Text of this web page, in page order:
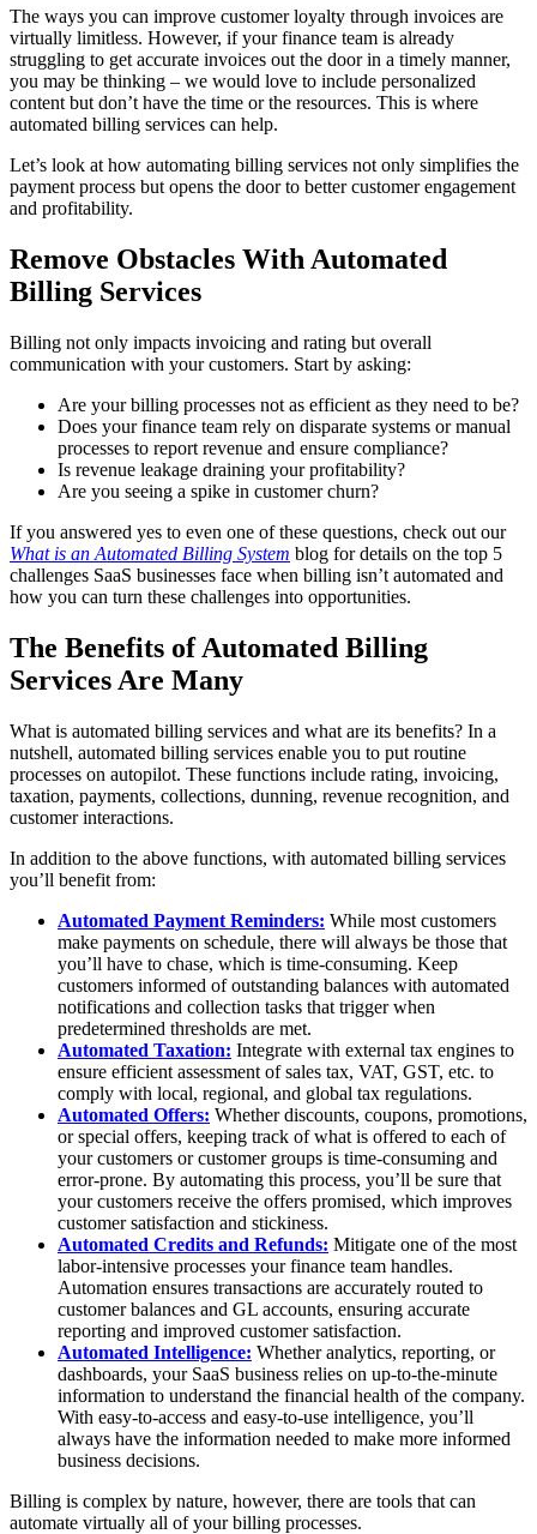
The ways you can improve customer loyalty through invoices are
virtually limitless. However, if your finance team is already
struggling to get accurate invoices out the door in a timely manner,
you may be thinking – we would love to include personalized
content but don’t have the time or the resources. This is where
automated billing services can help.
Let’s look at how automating billing services not only simplifies the
payment process but opens the door to better customer engagement
and profitability.
Remove Obstacles With Automated
Billing Services
Billing not only impacts invoicing and rating but overall
communication with your customers. Start by asking:
Are your billing processes not as efficient as they need to be?
Does your finance team rely on disparate systems or manual
processes to report revenue and ensure compliance?
Is revenue leakage draining your profitability?
Are you seeing a spike in customer churn?
If you answered yes to even one of these questions, check out our
What is an Automated Billing System blog for details on the top 5
challenges SaaS businesses face when billing isn’t automated and
how you can turn these challenges into opportunities.
The Benefits of Automated Billing
Services Are Many
What is automated billing services and what are its benefits? In a
nutshell, automated billing services enable you to put routine
processes on autopilot. These functions include rating, invoicing,
taxation, payments, collections, dunning, revenue recognition, and
customer interactions.
In addition to the above functions, with automated billing services
you’ll benefit from:
Automated Payment Reminders: While most customers
make payments on schedule, there will always be those that
you’ll have to chase, which is time-consuming. Keep
customers informed of outstanding balances with automated
notifications and collection tasks that trigger when
predetermined thresholds are met.
Automated Taxation: Integrate with external tax engines to
ensure efficient assessment of sales tax, VAT, GST, etc. to
comply with local, regional, and global tax regulations.
Automated Offers: Whether discounts, coupons, promotions,
or special offers, keeping track of what is offered to each of
your customers or customer groups is time-consuming and
error-prone. By automating this process, you’ll be sure that
your customers receive the offers promised, which improves
customer satisfaction and stickiness.
Automated Credits and Refunds: Mitigate one of the most
labor-intensive processes your finance team handles.
Automation ensures transactions are accurately routed to
customer balances and GL accounts, ensuring accurate
reporting and improved customer satisfaction.
Automated Intelligence: Whether analytics, reporting, or
dashboards, your SaaS business relies on up-to-the-minute
information to understand the financial health of the company.
With easy-to-access and easy-to-use intelligence, you’ll
always have the information needed to make more informed
business decisions.
Billing is complex by nature, however, there are tools that can
automate virtually all of your billing processes.